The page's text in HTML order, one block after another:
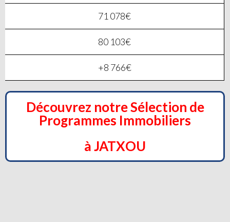
71 078€
80 103€
+8 766€
Découvrez notre Sélection de
Programmes Immobiliers
à JATXOU